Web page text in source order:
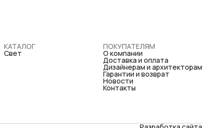
КАТАЛОГ
Свет
ПОКУПАТЕЛЯМ
О компании
Доставка и оплата
Дизайнерам и архитекторам
Гарантии и возврат
Новости
Контакты